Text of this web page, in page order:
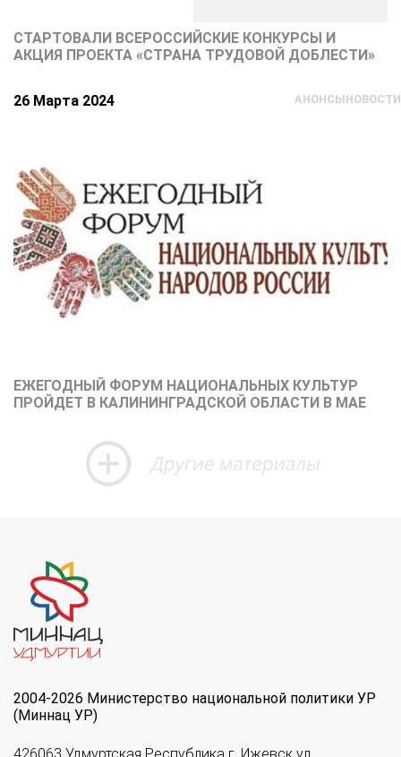
СТАРТОВАЛИ ВСЕРОССИЙСКИЕ КОНКУРСЫ И
АКЦИЯ ПРОЕКТА «СТРАНА ТРУДОВОЙ ДОБЛЕСТИ»
26 Марта 2024 АНОНСЫНОВОСТИ
ЕЖЕГОДНЫЙ ФОРУМ НАЦИОНАЛЬНЫХ КУЛЬТУР
ПРОЙДЕТ В КАЛИНИНГРАДСКОЙ ОБЛАСТИ В МАЕ
2004-2026 Министерство национальной политики УР
(Миннац УР)
426063 Удмуртская Республика г. Ижевск ул.